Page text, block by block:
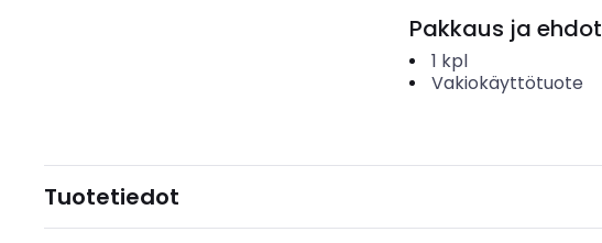
Pakkaus ja ehdot
1 kpl
Vakiokäyttötuote
Tuotetiedot